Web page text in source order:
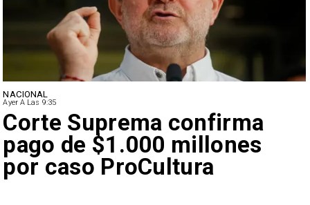
NACIONAL
Ayer A Las 9:35
Corte Suprema confirma
pago de $1.000 millones
por caso ProCultura